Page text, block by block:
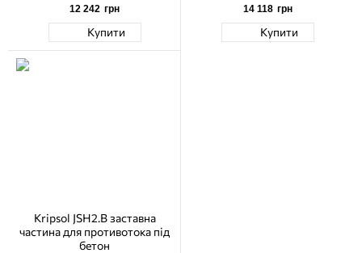
12 242 грн
Купити
14 118 грн
Купити
Kripsol JSH2.B заставна
частина для противотока під
бетон